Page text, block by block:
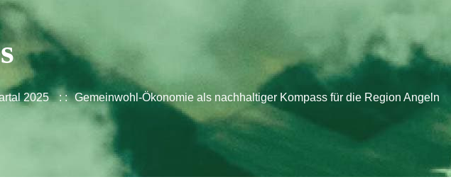
2025 Gemeinwohl-Ökonomie als nachhaltiger Kompass für die Region Angeln